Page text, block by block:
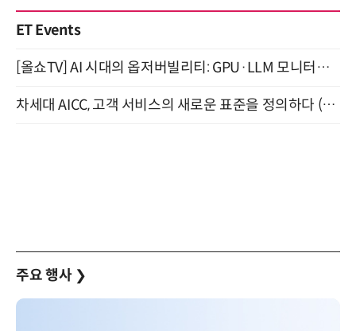
ET Events
[올쇼TV] AI 시대의 옵저버빌리티: GPU·LLM 모니터링부터 AI 기반 장애 대응까지 (8/11 생방송)
차세대 AICC, 고객 서비스의 새로운 표준을 정의하다 (9/9)
주요 행사 ❯